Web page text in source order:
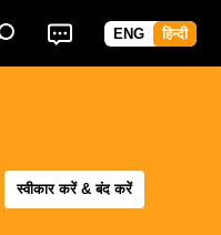
ENG हिन्दी
स्वीकार करें & बंद करें